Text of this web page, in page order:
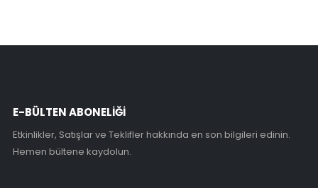
E-BÜLTEN ABONELİĞİ
Etkinlikler, Satışlar ve Teklifler hakkında en son bilgileri edinin.
Hemen bültene kaydolun.